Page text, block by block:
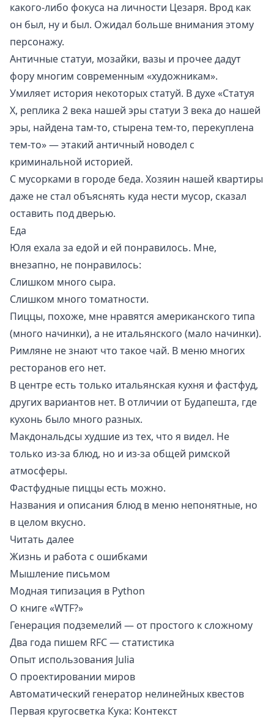
какого-либо фокуса на личности Цезаря. Врод как
он был, ну и был. Ожидал больше внимания этому
персонажу.
Античные статуи, мозайки, вазы и прочее дадут
фору многим современным «художникам».
Умиляет история некоторых статуй. В духе «Статуя
Х, реплика 2 века нашей эры статуи 3 века до нашей
эры, найдена там-то, стырена тем-то, перекуплена
тем-то» — этакий античный новодел с
криминальной историей.
С мусорками в городе беда. Хозяин нашей квартиры
даже не стал объяснять куда нести мусор, сказал
оставить под дверью.
Еда
Юля ехала за едой и ей понравилось. Мне,
внезапно, не понравилось:
Слишком много сыра.
Слишком много томатности.
Пиццы, похоже, мне нравятся американского типа
(много начинки), а не итальянского (мало начинки).
Римляне не знают что такое чай. В меню многих
ресторанов его нет.
В центре есть только итальянская кухня и фастфуд,
других вариантов нет. В отличии от Будапешта, где
кухонь было много разных.
Макдональдсы худшие из тех, что я видел. Не
только из-за блюд, но и из-за общей римской
атмосферы.
Фастфудные пиццы есть можно.
Названия и описания блюд в меню непонятные, но
в целом вкусно.
Читать далее
Жизнь и работа с ошибками
Мышление письмом
Модная типизация в Python
О книге «WTF?»
Генерация подземелий — от простого к сложному
Два года пишем RFC — статистика
Опыт использования Julia
О проектировании миров
Автоматический генератор нелинейных квестов
Первая кругосветка Кука: Контекст